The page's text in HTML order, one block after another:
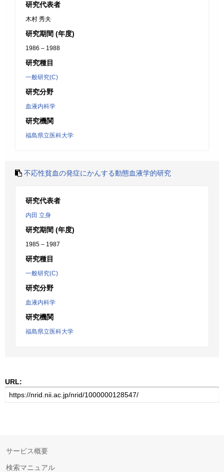
研究代表者
木村 秀夫
研究期間 (年度)
1986 – 1988
研究種目
一般研究(C)
研究分野
血液内科学
研究機関
福島県立医科大学
不応性貧血の発症にかんする動態血液学的研究
研究代表者
内田 立身
研究期間 (年度)
1985 – 1987
研究種目
一般研究(C)
研究分野
血液内科学
研究機関
福島県立医科大学
URL:
サービス概要
検索マニュアル